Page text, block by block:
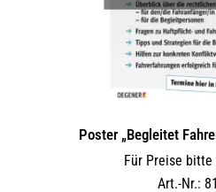
Poster „Begleitet
Für Preise
Art.-Nr.: